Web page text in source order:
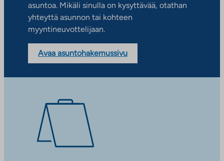
asuntoa. Mikäli sinulla on kysyttävää, otathan
yhteyttä asunnon tai kohteen
myyntineuvottelijaan.
Avaa asuntohakemussivu